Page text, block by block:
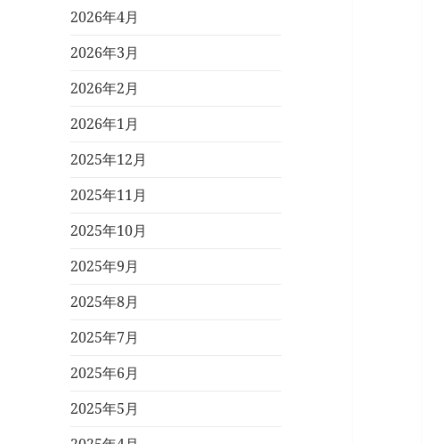
2026年4月
2026年3月
2026年2月
2026年1月
2025年12月
2025年11月
2025年10月
2025年9月
2025年8月
2025年7月
2025年6月
2025年5月